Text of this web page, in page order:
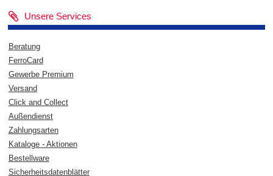
Unsere Services
Beratung
FerroCard
Gewerbe Premium
Versand
Click and Collect
Außendienst
Zahlungsarten
Kataloge - Aktionen
Bestellware
Sicherheitsdatenblätter